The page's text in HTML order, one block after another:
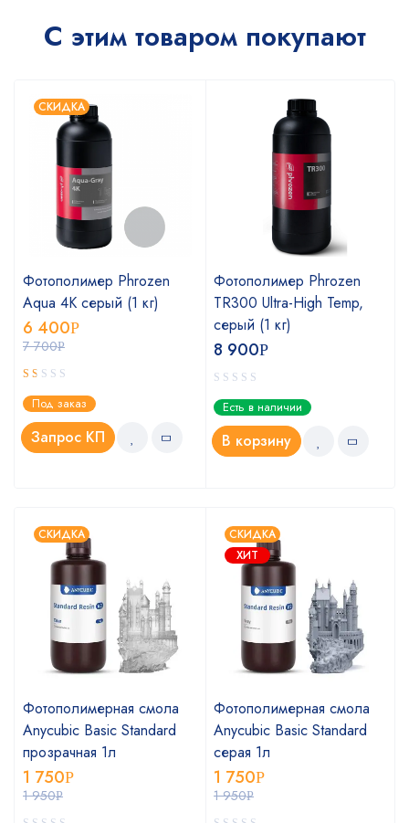
С этим товаром покупают
СКИДКА
Фотополимер Phrozen
Aqua 4K серый (1 кг)
7 700Р
6 400Р
Оценка
1.00
из
Под заказ
Запрос КП
Фотополимер Phrozen
TR300 Ultra-High Temp,
серый (1 кг)
8 900Р
Есть в наличии
В корзину
СКИДКА
Фотополимерная смола
Anycubic Basic Standard
прозрачная 1л
1 950Р
1 750Р
СКИДКА
ХИТ
Фотополимерная смола
Anycubic Basic Standard
серая 1л
1 950Р
1 750Р